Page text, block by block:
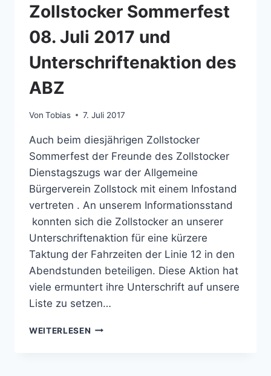
Zollstocker Sommerfest
08. Juli 2017 und
Unterschriftenaktion des
ABZ
Von Tobias 7. Juli 2017
Auch beim diesjährigen Zollstocker
Sommerfest der Freunde des Zollstocker
Dienstagszugs war der Allgemeine
Bürgerverein Zollstock mit einem Infostand
vertreten . An unserem Informationsstand
konnten sich die Zollstocker an unserer
Unterschriftenaktion für eine kürzere
Taktung der Fahrzeiten der Linie 12 in den
Abendstunden beteiligen. Diese Aktion hat
viele ermuntert ihre Unterschrift auf unsere
Liste zu setzen…
WEITERLESEN ZOLLSTOCKER